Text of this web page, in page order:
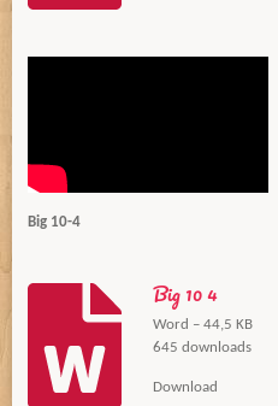
Big 10-4
Big 10 4
Word – 44,5 KB
645 downloads
Download